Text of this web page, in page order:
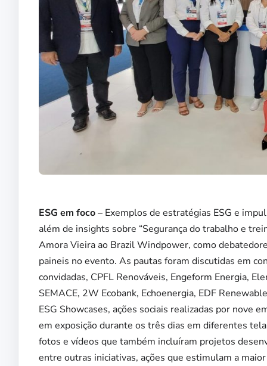
ESG em foco – Exemplos de estratégias ESG e
além de insights sobre “Segurança do trabalho e
Amora Vieira ao Brazil Windpower, como
paineis no evento. As pautas foram discutidas em
convidadas, CPFL Renováveis, Engeform Energia,
SEMACE, 2W Ecobank, Echoenergia, EDF
ESG Showcases, ações sociais realizadas por nove
em exposição durante os três dias em diferentes
fotos e vídeos que também incluíram projetos
entre outras iniciativas, ações que estimulam a